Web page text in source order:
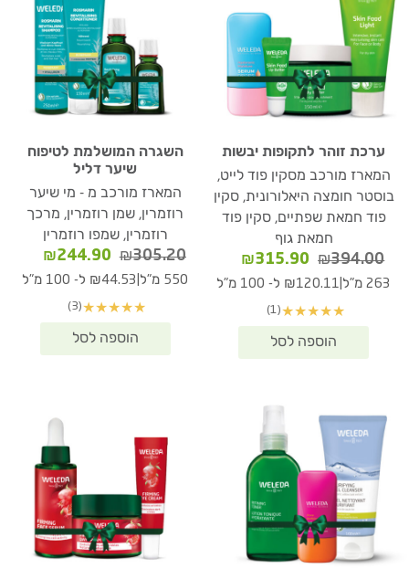
ערכת זוהר לתקופות יבשות
המארז מורכב מסקין פוד לייט,
בוסטר חומצה היאלורונית, סקין
פוד חמאת שפתיים, סקין פוד
חמאת גוף
₪394.00
המחיר
המקורי
₪394.00.
₪315.90
המחיר
הנוכחי
263 מ"ל ₪120.11 ל- 100 מ"ל
★
★
★
★
★
(1)
השגרה המושלמת לטיפוח
שיער דליל
המארז מורכב מ - מי שיער
רוזמרין, שמן רוזמרין, מרכך
רוזמרין, שמפו רוזמרין
₪305.20
המחיר
המקורי
₪305.20.
₪244.90
הנוכחי
550 מ"ל ₪44.53 ל- 100 מ"ל
★
★
★
★
★
(3)